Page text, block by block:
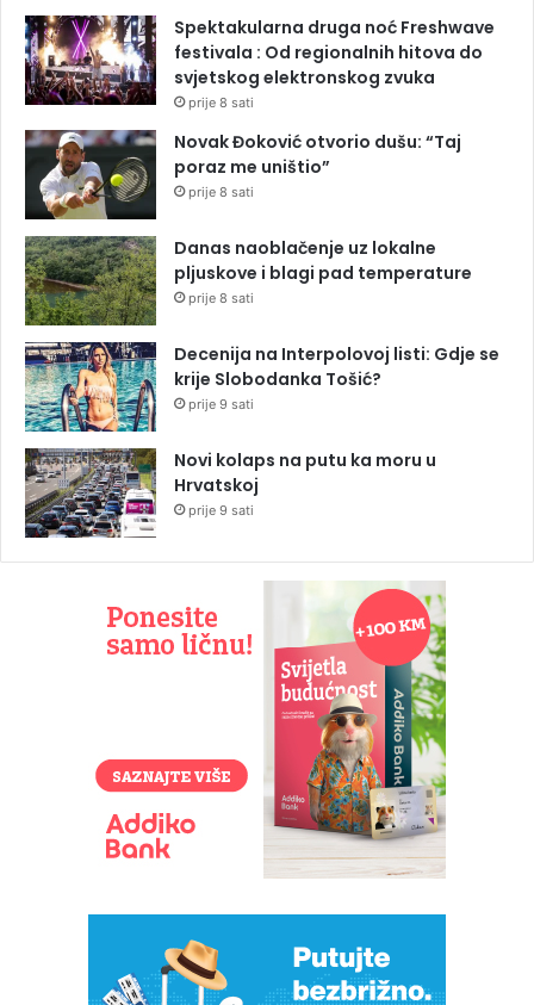
Spektakularna druga noć Freshwave
festivala : Od regionalnih hitova do
svjetskog elektronskog zvuka
prije 8 sati
Novak Đoković otvorio dušu: “Taj
poraz me uništio”
prije 8 sati
Danas naoblačenje uz lokalne
pljuskove i blagi pad temperature
prije 8 sati
Decenija na Interpolovoj listi: Gdje se
krije Slobodanka Tošić?
prije 9 sati
Novi kolaps na putu ka moru u
Hrvatskoj
prije 9 sati